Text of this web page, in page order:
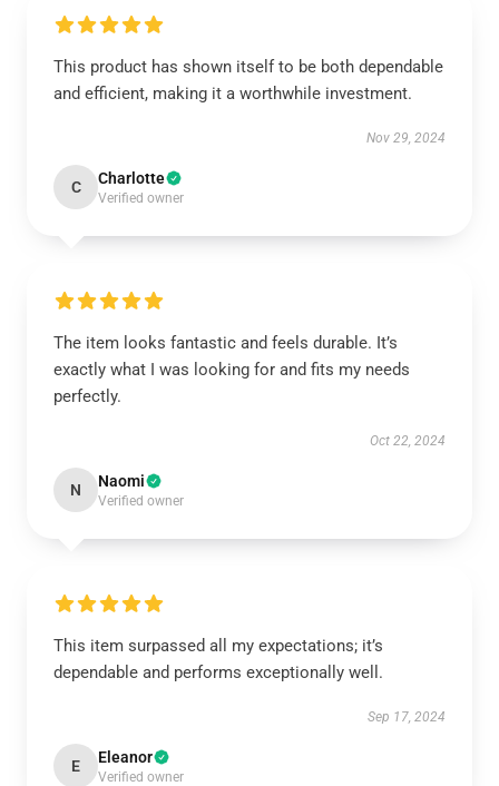
This product has shown itself to be both dependable
and efficient, making it a worthwhile investment.
Nov 29, 2024
C Charlotte
Verified owner
The item looks fantastic and feels durable. It’s
exactly what I was looking for and fits my needs
perfectly.
Oct 22, 2024
N Naomi
Verified owner
This item surpassed all my expectations; it’s
dependable and performs exceptionally well.
Sep 17, 2024
E Eleanor
Verified owner